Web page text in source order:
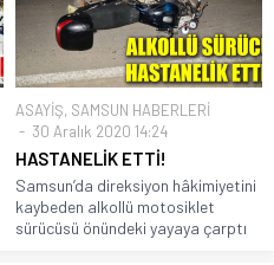
ASAYİŞ, SAMSUN HABERLERİ
30 Aralık 2020 14:24
HASTANELİK ETTİ!
Samsun’da direksiyon hâkimiyetini
kaybeden alkollü motosiklet
sürücüsü önündeki yayaya çarptı